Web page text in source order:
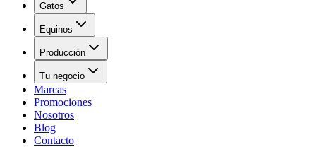
Gatos
Equinos
Producción
Tu negocio
Marcas
Promociones
Nosotros
Blog
Contacto